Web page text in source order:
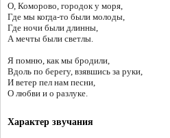
О, Коморово, городок у моря,
Где мы когда-то были молоды,
Где ночи были длинны,
А мечты были светлы.
Я помню, как мы бродили,
Вдоль по берегу, взявшись за руки,
И ветер пел нам песни,
О любви и о разлуке.
Характер звучания